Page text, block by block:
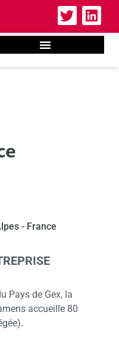
- France
Pays de Gex, la
accueille 80